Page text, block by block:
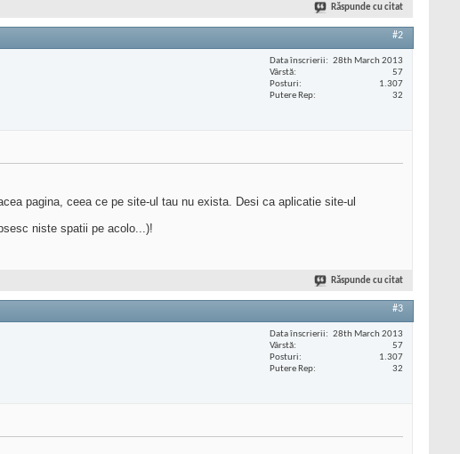
Răspunde cu citat
#2
Data înscrierii
28th March 2013
Vârstă
57
Posturi
1.307
Putere Rep
32
pagina, ceea ce pe site-ul tau nu exista. Desi ca aplicatie site-ul
niste spatii pe acolo...)!
Răspunde cu citat
#3
Data înscrierii
28th March 2013
Vârstă
57
Posturi
1.307
Putere Rep
32